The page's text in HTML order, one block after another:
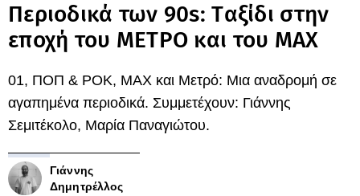
Περιοδικά των 90s: Tαξίδι στην
εποχή του ΜΕΤΡΟ και του ΜΑΧ
01, ΠΟΠ & ΡΟΚ, MAX και Μετρό: Μια αναδρομή σε
αγαπημένα περιοδικά. Συμμετέχουν: Γιάννης
Σεμιτέκολο, Μαρία Παναγιώτου.
Γιάννης
Δημητρέλλος